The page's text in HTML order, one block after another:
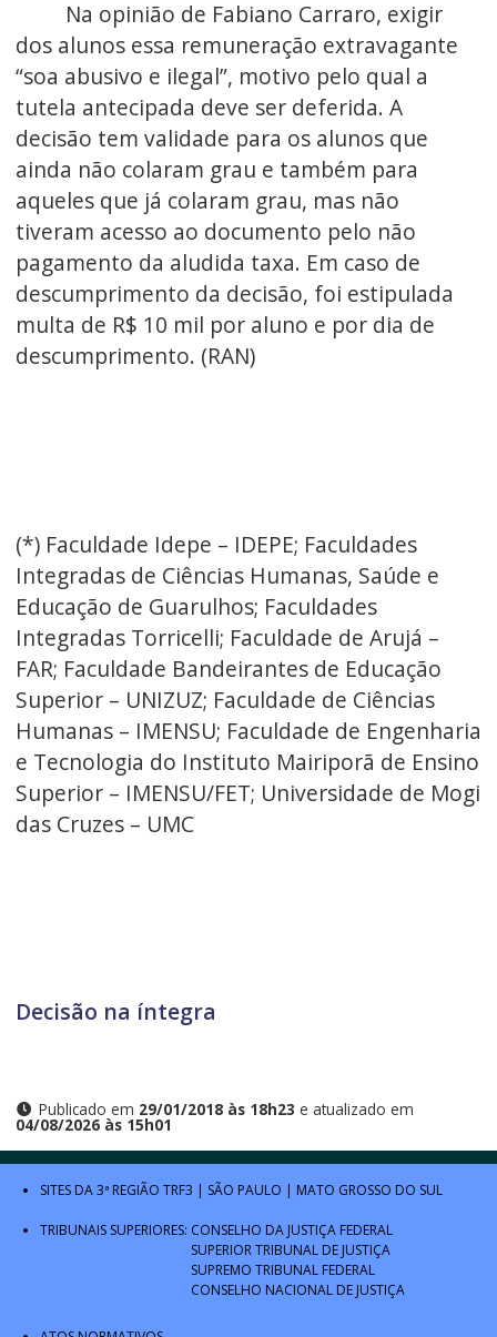
Na opinião de Fabiano Carraro, exigir
dos alunos essa remuneração extravagante
“soa abusivo e ilegal”, motivo pelo qual a
tutela antecipada deve ser deferida. A
decisão tem validade para os alunos que
ainda não colaram grau e também para
aqueles que já colaram grau, mas não
tiveram acesso ao documento pelo não
pagamento da aludida taxa. Em caso de
descumprimento da decisão, foi estipulada
multa de R$ 10 mil por aluno e por dia de
descumprimento. (RAN)
(*) Faculdade Idepe – IDEPE; Faculdades
Integradas de Ciências Humanas, Saúde e
Educação de Guarulhos; Faculdades
Integradas Torricelli; Faculdade de Arujá –
FAR; Faculdade Bandeirantes de Educação
Superior – UNIZUZ; Faculdade de Ciências
Humanas – IMENSU; Faculdade de Engenharia
e Tecnologia do Instituto Mairiporã de Ensino
Superior – IMENSU/FET; Universidade de Mogi
das Cruzes – UMC
Decisão na íntegra
Publicado em 29/01/2018 às 18h23 e atualizado em
04/08/2026 às 15h01
SITES DA 3ª REGIÃO TRF3 | SÃO PAULO | MATO GROSSO DO SUL
TRIBUNAIS SUPERIORES: CONSELHO DA JUSTIÇA FEDERAL
SUPERIOR TRIBUNAL DE JUSTIÇA
SUPREMO TRIBUNAL FEDERAL
CONSELHO NACIONAL DE JUSTIÇA